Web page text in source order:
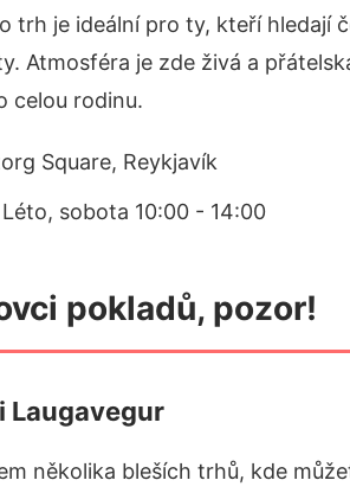
trh je ideální pro ty, kteří hledají
Atmosféra je zde živá a
celou rodinu.
Square, Reykjavík
Léto, sobota 10:00 - 14:00
pokladů, pozor!
Laugavegur
několika bleších trhů, kde